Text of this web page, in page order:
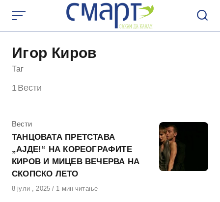
content
Игор Киров
Таг
1 Вести
КАтегорија
Вести
ТАНЦОВАТА ПРЕТСТАВА
„АЈДЕ!“ НА КОРЕОГРАФИТЕ
КИРОВ И МИЦЕВ ВЕЧЕРВА НА
СКОПСКО ЛЕТО
Објавено
8 јули , 2025 1 мин читање